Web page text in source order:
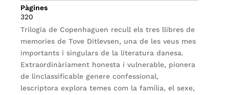
Pàgines
320
Trilogia de Copenhaguen recull els tres llibres de
memories de Tove Ditlevsen, una de les veus mes
importants i singulars de la literatura danesa.
Extraordinàriament honesta i vulnerable, pionera
de linclassificable genere confessional,
lescriptora explora temes com la família, el sexe,